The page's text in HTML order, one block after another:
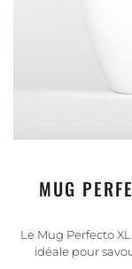
MUG
Le Mug Perfecto
idéale pour